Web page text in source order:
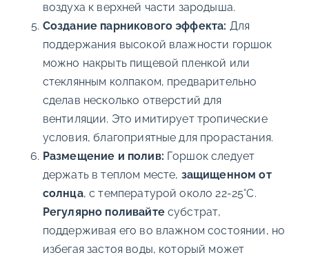
воздуха к верхней части зародыша.
Создание парникового эффекта: Для
поддержания высокой влажности горшок
можно накрыть пищевой пленкой или
стеклянным колпаком, предварительно
сделав несколько отверстий для
вентиляции. Это имитирует тропические
условия, благоприятные для прорастания.
Размещение и полив: Горшок следует
держать в теплом месте, защищенном от
солнца, с температурой около 22-25°C.
Регулярно поливайтесубстрат,
поддерживая его во влажном состоянии, но
избегая застоя воды, который может